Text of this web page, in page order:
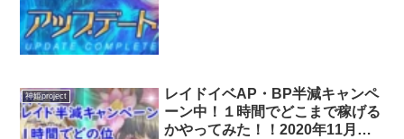
神姫project
レイドイベAP・BP半減キャンペ
ーン中！１時間でどこまで稼げる
かやってみた！！2020年11月版